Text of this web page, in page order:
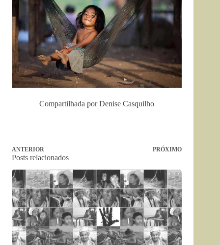
Compartilhada por Denise Casquilho
ANTERIOR PRÓXIMO
Posts relacionados